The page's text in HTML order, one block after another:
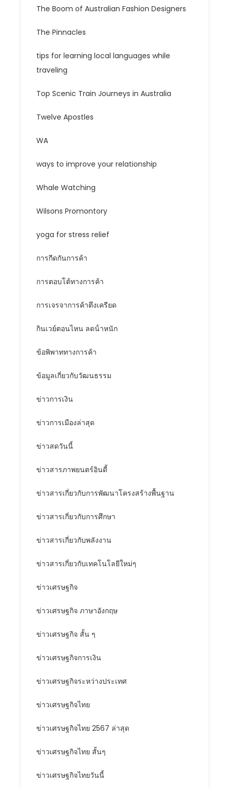
The Boom of Australian Fashion Designers
The Pinnacles
tips for learning local languages while
traveling
Top Scenic Train Journeys in Australia
Twelve Apostles
WA
ways to improve your relationship
Whale Watching
Wilsons Promontory
yoga for stress relief
การกีดกันการค้า
การตอบโต้ทางการค้า
การเจรจาการค้าตึงเครียด
กินเวย์ตอนไหน ลดน้ําหนัก
ข้อพิพาททางการค้า
ข้อมูลเกี่ยวกับวัฒนธรรม
ข่าวการเงิน
ข่าวการเมืองล่าสุด
ข่าวสดวันนี้
ข่าวสารภาพยนตร์อินดี้
ข่าวสารเกี่ยวกับการพัฒนาโครงสร้างพื้นฐาน
ข่าวสารเกี่ยวกับการศึกษา
ข่าวสารเกี่ยวกับพลังงาน
ข่าวสารเกี่ยวกับเทคโนโลยีใหม่ๆ
ข่าวเศรษฐกิจ
ข่าวเศรษฐกิจ ภาษาอังกฤษ
ข่าวเศรษฐกิจ สั้น ๆ
ข่าวเศรษฐกิจการเงิน
ข่าวเศรษฐกิจระหว่างประเทศ
ข่าวเศรษฐกิจไทย
ข่าวเศรษฐกิจไทย 2567 ล่าสุด
ข่าวเศรษฐกิจไทย สั้นๆ
ข่าวเศรษฐกิจไทยวันนี้